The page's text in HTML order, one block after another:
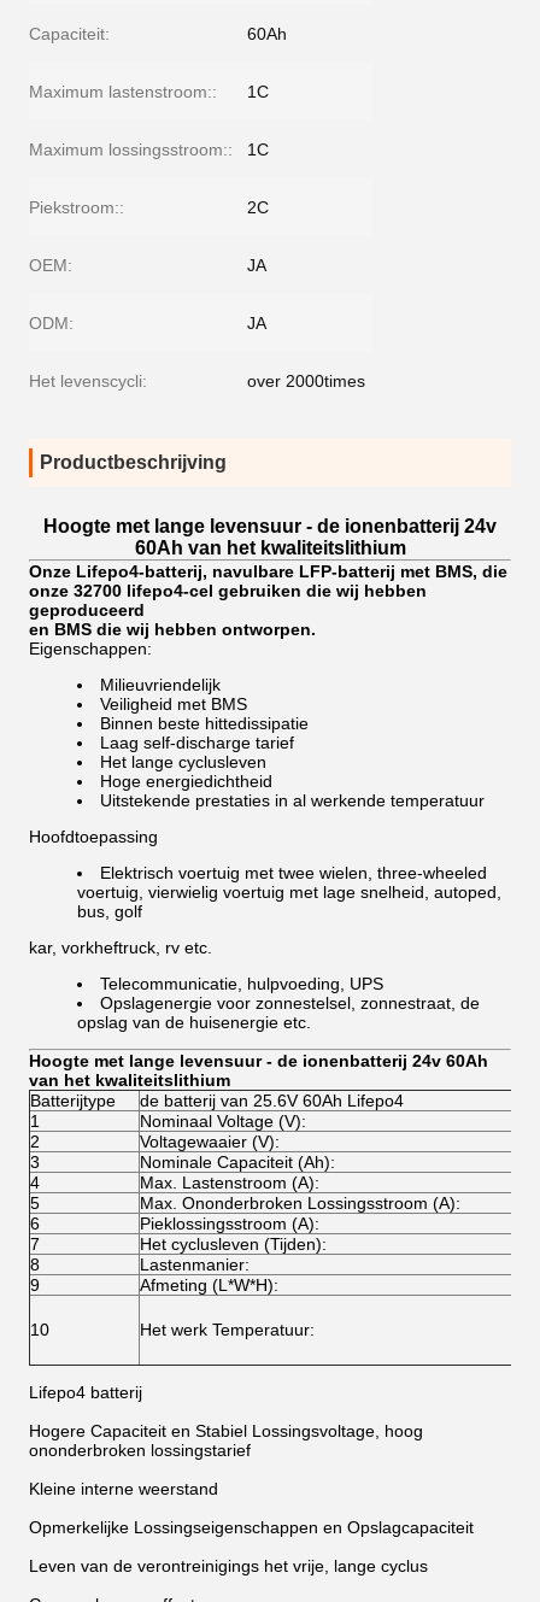
Capaciteit: 60Ah
Maximum lastenstroom:: 1C
Maximum lossingsstroom:: 1C
Piekstroom:: 2C
OEM: JA
ODM: JA
Het levenscycli: over 2000times
Productbeschrijving
Hoogte met lange levensuur - de ionenbatterij 24v
60Ah van het kwaliteitslithium
Onze Lifepo4-batterij, navulbare LFP-batterij met BMS, die
onze 32700 lifepo4-cel gebruiken die wij hebben
geproduceerd
en BMS die wij hebben ontworpen.
Eigenschappen:
Milieuvriendelijk
Veiligheid met BMS
Binnen beste hittedissipatie
Laag self-discharge tarief
Het lange cyclusleven
Hoge energiedichtheid
Uitstekende prestaties in al werkende temperatuur
Hoofdtoepassing
Elektrisch voertuig met twee wielen, three-wheeled
voertuig, vierwielig voertuig met lage snelheid, autoped,
bus, golf
kar, vorkheftruck, rv etc.
Telecommunicatie, hulpvoeding, UPS
Opslagenergie voor zonnestelsel, zonnestraat, de
opslag van de huisenergie etc.
Hoogte met lange levensuur - de ionenbatterij 24v 60Ah
van het kwaliteitslithium
Batterijtype
de batterij van 25.6V 60Ah Lifepo4
1
Nominaal Voltage (V):
2
Voltagewaaier (V):
3
Nominale Capaciteit (Ah):
4
Max. Lastenstroom (A):
5
Max. Ononderbroken Lossingsstroom (A):
6
Pieklossingsstroom (A):
7
Het cyclusleven (Tijden):
8
Lastenmanier:
9
Afmeting (L*W*H):
10 Het werk Temperatuur:
Lifepo4 batterij
Hogere Capaciteit en Stabiel Lossingsvoltage, hoog
ononderbroken lossingstarief
Kleine interne weerstand
Opmerkelijke Lossingseigenschappen en Opslagcapaciteit
Leven van de verontreinigings het vrije, lange cyclus